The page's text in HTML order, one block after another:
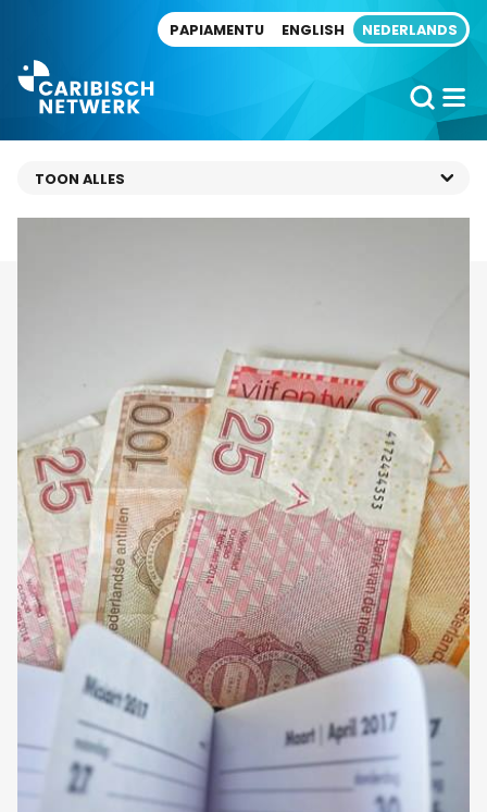
PAPIAMENTU ENGLISH NEDERLANDS